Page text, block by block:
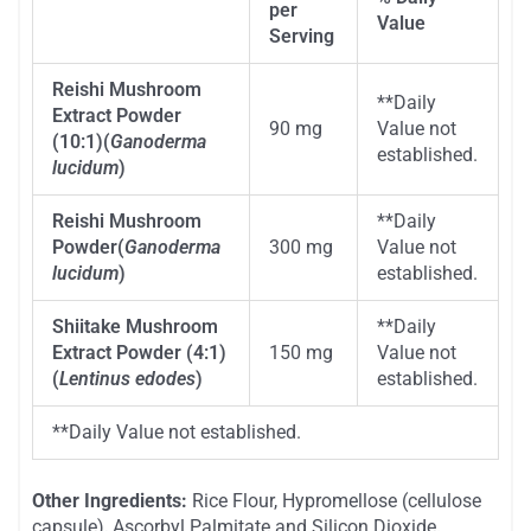
per
Serving
Value
Reishi Mushroom
Extract Powder
(10:1)(Ganoderma
lucidum)
90 mg
**Daily
Value not
established.
Reishi Mushroom
Powder(Ganoderma
lucidum)
300 mg
**Daily
Value not
established.
Shiitake Mushroom
Extract Powder (4:1)
(Lentinus edodes)
150 mg
**Daily
Value not
established.
**Daily Value not established.
Other Ingredients: Rice Flour, Hypromellose (cellulose